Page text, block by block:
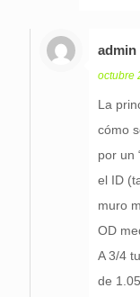
admin
octubre
La
cómo
por un
el ID
muro
OD
A 3/4
de